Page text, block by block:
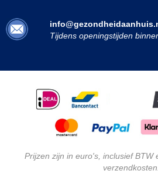
Tijdens openingstijden
Prijzen zijn in euro's, inclusief BTW
verzendkosten.